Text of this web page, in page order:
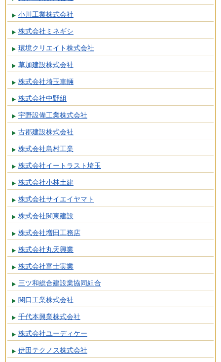
小川工業株式会社
株式会社ミネギシ
環境クリエイト株式会社
草加建設株式会社
株式会社埼玉車輛
株式会社中野組
宇野設備工業株式会社
古郡建設株式会社
株式会社島村工業
株式会社イートラスト埼玉
株式会社小林土建
株式会社サイエイヤマト
株式会社関東建設
株式会社増田工務店
株式会社丸天興業
株式会社富士実業
三ツ和総合建設業協同組合
関口工業株式会社
千代本興業株式会社
株式会社ユーディケー
伊田テクノス株式会社